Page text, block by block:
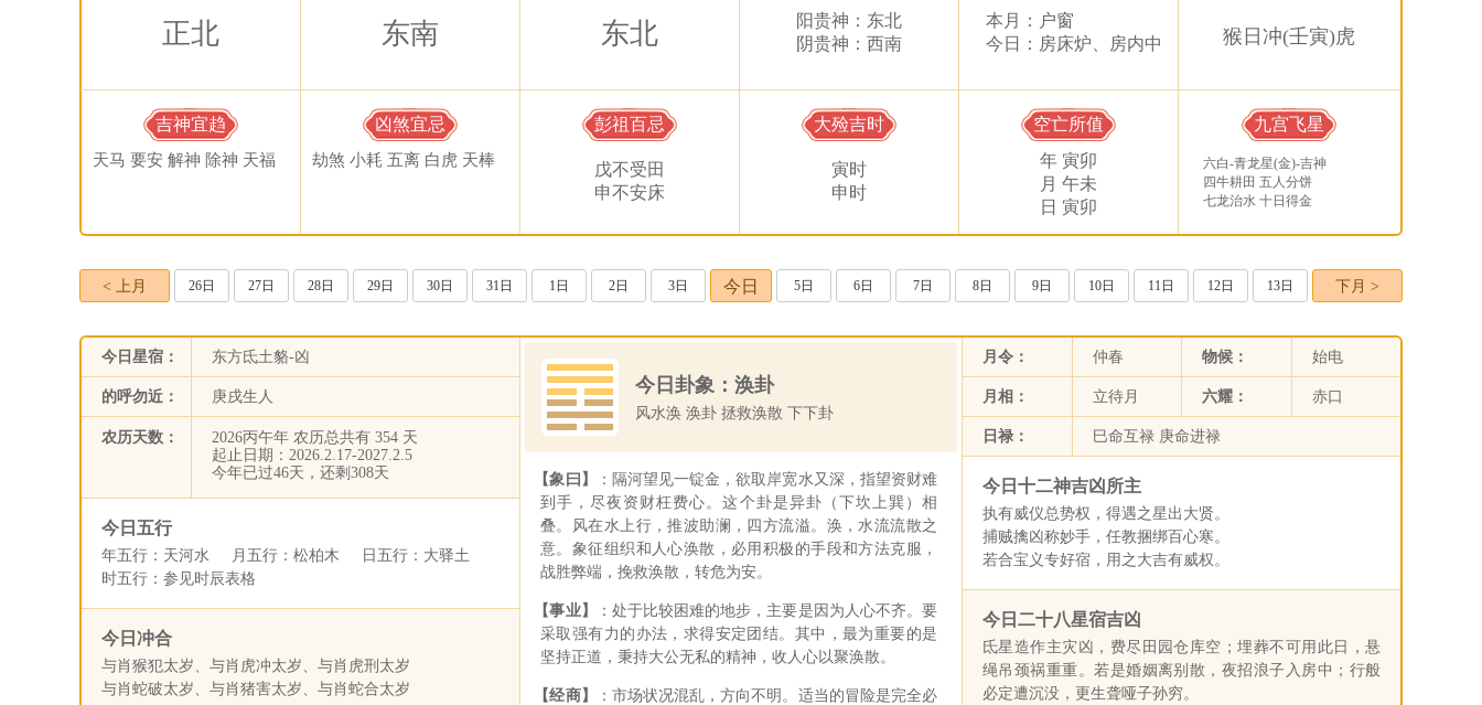
正北 东南 东北
阳贵神：东北
阴贵神：西南
本月：户窗
今日：房床炉、房内中
猴日冲(壬寅)虎
吉神宜趋
天马 要安 解神 除神 天福
凶煞宜忌
劫煞 小耗 五离 白虎 天棒
彭祖百忌
戊不受田
申不安床
大殓吉时
寅时
申时
空亡所值
年 寅卯
月 午未
日 寅卯
九宫飞星
六白-青龙星(金)-吉神
四牛耕田 五人分饼
七龙治水 十日得金
< 上月 26日 27日 28日 29日 30日 31日 1日 2日 3日 今日 5日 6日 7日 8日 9日 10日 11日 12日 13日 下月 >
今日星宿： 东方氐土貉-凶
的呼勿近： 庚戌生人
农历天数：
2026丙午年 农历总共有 354 天
起止日期：2026.2.17-2027.2.5
今年已过46天，还剩308天
今日五行
年五行：天河水 月五行：松柏木 日五行：大驿土
时五行：参见时辰表格
今日冲合
与肖猴犯太岁、与肖虎冲太岁、与肖虎刑太岁
与肖蛇破太岁、与肖猪害太岁、与肖蛇合太岁
今日卦象：涣卦
风水涣 涣卦 拯救涣散 下下卦
【象曰】
：隔河望见一锭金，欲取岸宽水又深，指望资财难
到手，尽夜资财枉费心。这个卦是异卦（下坎上巽）相
叠。风在水上行，推波助澜，四方流溢。涣，水流流散之
意。象征组织和人心涣散，必用积极的手段和方法克服，
战胜弊端，挽救涣散，转危为安。
【事业】
：处于比较困难的地步，主要是因为人心不齐。要
采取强有力的办法，求得安定团结。其中，最为重要的是
坚持正道，秉持大公无私的精神，收人心以聚涣散。
【经商】
：市场状况混乱，方向不明。适当的冒险是完全必
月令： 仲春 物候： 始电
月相： 立待月 六耀： 赤口
日禄： 巳命互禄 庚命进禄
今日十二神吉凶所主
执有威仪总势权，得遇之星出大贤。
捕贼擒凶称妙手，任教捆绑百心寒。
若合宝义专好宿，用之大吉有威权。
今日二十八星宿吉凶
氐星造作主灾凶，费尽田园仓库空；埋葬不可用此日，悬
绳吊颈祸重重。若是婚姻离别散，夜招浪子入房中；行般
必定遭沉没，更生聋哑子孙穷。